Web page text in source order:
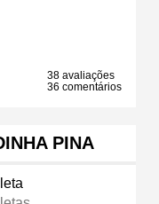
38 avaliações
36 comentários
PINA